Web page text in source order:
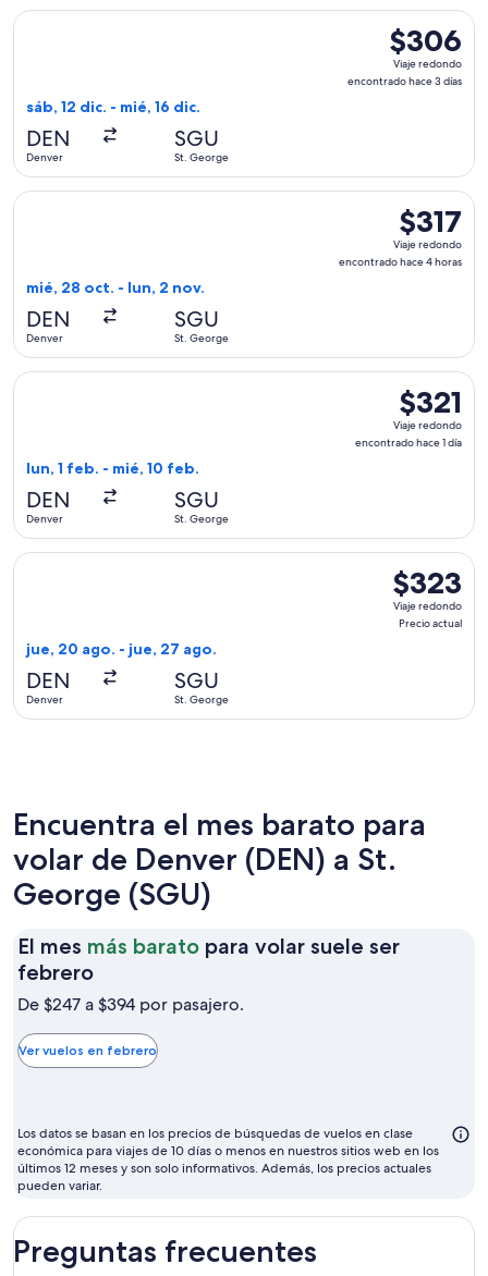
$306
Viaje
redondo,
$306
Viaje redondo
encontrado hace 3 días
sáb, 12 dic. - mié, 16 dic.
DEN
Denver
SGU
St. George
Seleccionar vuelo de United, con salida el sáb, 12 dic.
$317
Viaje
redondo,
$317
Viaje redondo
encontrado hace 4 horas
mié, 28 oct. - lun, 2 nov.
DEN
Denver
SGU
St. George
Seleccionar vuelo de American Airlines, con salida el mié,
$321
Viaje
redondo,
$321
Viaje redondo
encontrado hace 1 día
lun, 1 feb. - mié, 10 feb.
DEN
Denver
SGU
St. George
Seleccionar vuelo de United, con salida el lun, 1 feb. desde
$323
Viaje
redondo,
$323
Viaje redondo
Precio actual
jue, 20 ago. - jue, 27 ago.
DEN
Denver
SGU
St. George
Seleccionar vuelo de United, con salida el jue, 20 ago.
Encuentra el mes barato para
volar de Denver (DEN) a St.
George (SGU)
El mes más barato para volar suele ser
febreroEl
mes
barato
para
suele
ser
febrero
De $247 a $394 por pasajero.
Ver vuelos en febrero
Los datos se basan en los precios de búsquedas de vuelos en clase
económica para viajes de 10 días o menos en nuestros sitios web en los
últimos 12 meses y son solo informativos. Además, los precios actuales
pueden variar.
Preguntas frecuentes